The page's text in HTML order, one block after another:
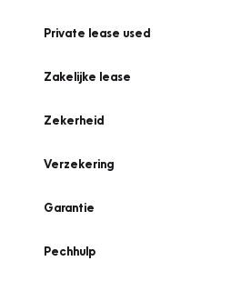
Private lease used
Zakelijke lease
Zekerheid
Verzekering
Garantie
Pechhulp